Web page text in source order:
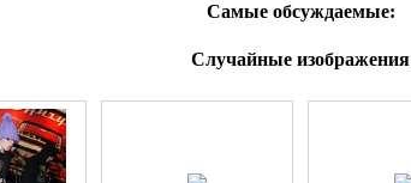
Самые обсуждаемые:
Случайные изображения